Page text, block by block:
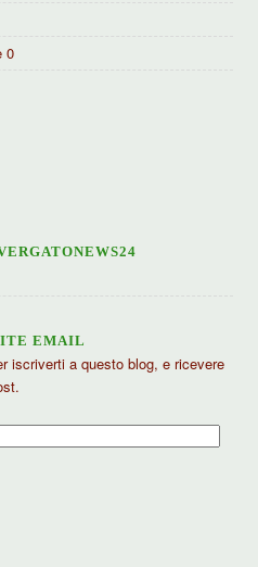
0
EMAIL
iscriverti a questo blog, e ricevere